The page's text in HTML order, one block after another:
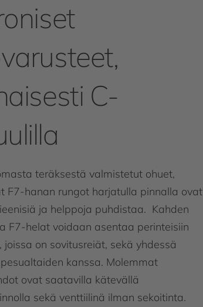
C-
teräksestä valmistetut ohuet,
F7-hanan rungot harjatulla pinnalla ovat
ja helppoja puhdistaa. Kahden
F7-helat voidaan asentaa perinteisiin
joissa on sovitusreiät, sekä yhdessä
kanssa. Molemmat
ovat saatavilla kätevällä
sekä venttiilinä ilman sekoitinta.